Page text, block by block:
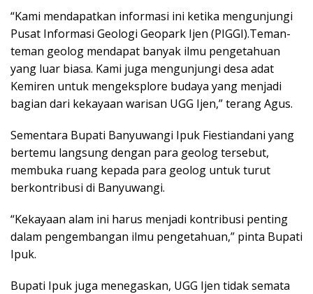
“Kami mendapatkan informasi ini ketika mengunjungi
Pusat Informasi Geologi Geopark Ijen (PIGGI).Teman-
teman geolog mendapat banyak ilmu pengetahuan
yang luar biasa. Kami juga mengunjungi desa adat
Kemiren untuk mengeksplore budaya yang menjadi
bagian dari kekayaan warisan UGG Ijen,” terang Agus.
Sementara Bupati Banyuwangi Ipuk Fiestiandani yang
bertemu langsung dengan para geolog tersebut,
membuka ruang kepada para geolog untuk turut
berkontribusi di Banyuwangi.
“Kekayaan alam ini harus menjadi kontribusi penting
dalam pengembangan ilmu pengetahuan,” pinta Bupati
Ipuk.
Bupati Ipuk juga menegaskan, UGG Ijen tidak semata